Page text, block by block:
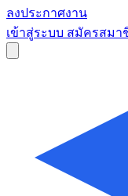
ลงประกาศงาน
เข้าสู่ระบบ สมัครสมา